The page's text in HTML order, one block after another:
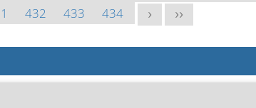
432 433 434 > >>